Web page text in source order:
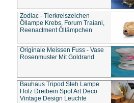
Zodiac - Tierkreiszeichen
Öllampe Krebs, Forum Traiani,
Reenactment Öllämpchen
Originale Meissen Fuss - Vase
Rosenmuster Mit Goldrand
Bauhaus Tripod Steh Lampe
Holz Dreibein Spot Art Deco
Vintage Design Leuchte